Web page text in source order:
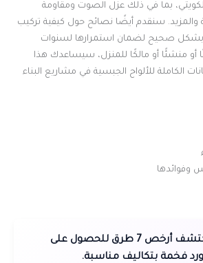
بما في ذلك عزل الصوت ومقاومة
والمزيد. سنقدم أيضًا نصائح حول كيفية تركيب
بشكل صحيح لضمان استمرارها لسنوات
أو منشئًا أو مالكًا للمنزل، سيساعدك هذا
الكاملة للألواح الجبسية في مشاريع البناء
اكتشف أرخص 7 طرق للحصول على
فخمة بتكاليف مناسبة.